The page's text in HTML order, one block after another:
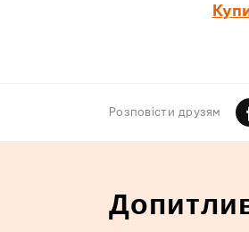
Розповiсти друзям